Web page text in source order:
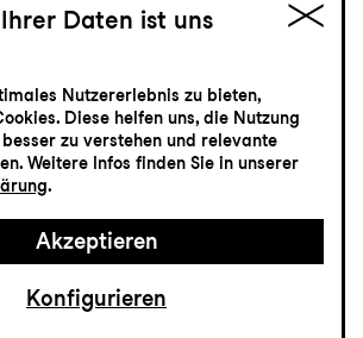
CHF 25-100
Daten ist uns
Nutzererlebnis zu bieten,
Diese helfen uns, die Nutzung
zu verstehen und relevante
Weitere Infos finden Sie in unserer
.
Akzeptieren
Konfigurieren